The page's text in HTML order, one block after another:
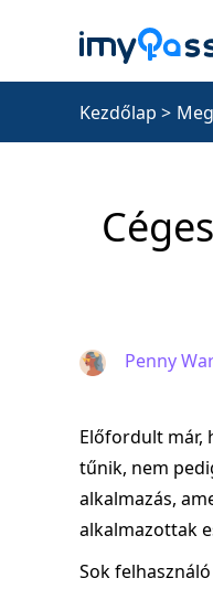
Kezdőlap >
Penny
Előfordult már,
tűnik, nem
alkalmazás,
alkalmazottak
Sok